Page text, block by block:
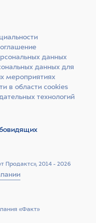
карбонат
калия, хлорид
Nodosum),
и семена
Продактс», 2014 - 2026
данных
данных для
мероприятиях
в области cookies
технологий
«Факт»